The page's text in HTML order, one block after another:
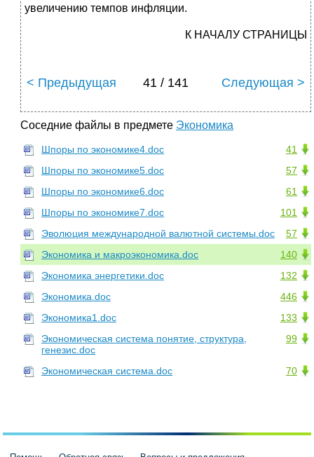
увеличению темпов инфляции.
К НАЧАЛУ СТРАНИЦЫ
< Предыдущая 41 / 141 Следующая >
Соседние файлы в предмете Экономика
41
Шпоры по экономике4.doc
57
Шпоры по экономике5.doc
61
Шпоры по экономике6.doc
101
Шпоры по экономике7.doc
57
Эволюция международной валютной системы.doc
140
Экономика и макроэкономика.doc
132
Экономика энергетики.doc
446
Экономика.doc
133
Экономика1.doc
99
Экономическая система понятие, структура,
генезис.doc
70
Экономическая система.doc